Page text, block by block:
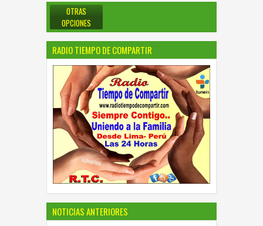
OTRAS
OPCIONES
RADIO TIEMPO DE COMPARTIR
NOTICIAS ANTERIORES